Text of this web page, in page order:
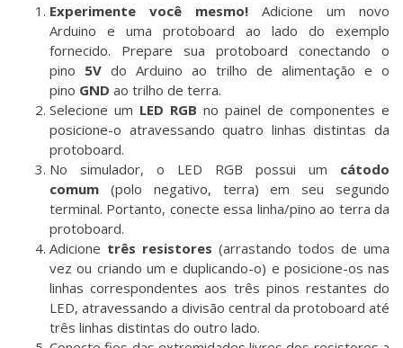
Experimente você mesmo! Adicione um novo
Arduino e uma protoboard ao lado do exemplo
fornecido. Prepare sua protoboard conectando o
pino 5V do Arduino ao trilho de alimentação e o
pino GND ao trilho de terra.
Selecione um LED RGB no painel de componentes e
posicione-o atravessando quatro linhas distintas da
protoboard.
No simulador, o LED RGB possui um cátodo
comum (polo negativo, terra) em seu segundo
terminal. Portanto, conecte essa linha/pino ao terra da
protoboard.
Adicione três resistores (arrastando todos de uma
vez ou criando um e duplicando-o) e posicione-os nas
linhas correspondentes aos três pinos restantes do
LED, atravessando a divisão central da protoboard até
três linhas distintas do outro lado.